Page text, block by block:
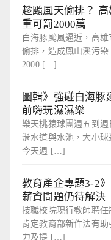
趁颱風天偷排？
重可罰2000萬
白海豚颱風逼近，高
偷排，造成鳳山溪污
2000 […]
圖輯》強碰白海豚
前嗨玩濕濕樂
樂天桃猿球團週五到
滑水道與水池，大小
今天週 […]
教育產企專題3-2
薪資問題仍待解決
技職校院現行教師聘
肯定教育部新作法有
力及提 […]